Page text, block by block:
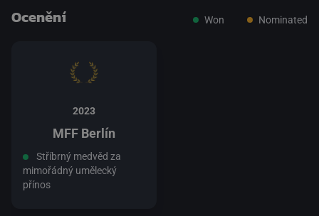
přepnout na HTML5 přehrávač
Ocenění Won Nominated
2023
MFF Berlín
mimořádný umělecký
přínos